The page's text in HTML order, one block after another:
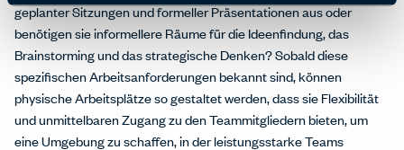
geplanter Sitzungen und formeller Präsentationen aus oder
benötigen sie informellere Räume für die Ideenfindung, das
Brainstorming und das strategische Denken? Sobald diese
spezifischen Arbeitsanforderungen bekannt sind, können
physische Arbeitsplätze so gestaltet werden, dass sie Flexibilität
und unmittelbaren Zugang zu den Teammitgliedern bieten, um
eine Umgebung zu schaffen, in der leistungsstarke Teams